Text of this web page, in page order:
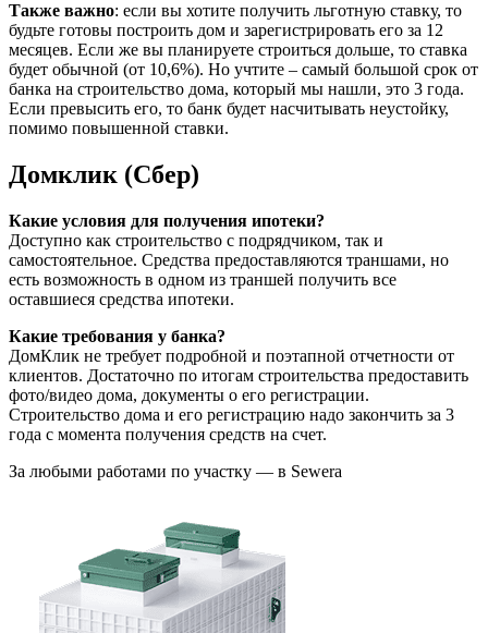
Также важно: если вы хотите получить льготную ставку, то
будьте готовы построить дом и зарегистрировать его за 12
месяцев. Если же вы планируете строиться дольше, то ставка
будет обычной (от 10,6%). Но учтите – самый большой срок от
банка на строительство дома, который мы нашли, это 3 года.
Если превысить его, то банк будет насчитывать неустойку,
помимо повышенной ставки.
Домклик (Сбер)
Какие условия для получения ипотеки?
Доступно как строительство с подрядчиком, так и
самостоятельное. Средства предоставляются траншами, но
есть возможность в одном из траншей получить все
оставшиеся средства ипотеки.
Какие требования у банка?
ДомКлик не требует подробной и поэтапной отчетности от
клиентов. Достаточно по итогам строительства предоставить
фото/видео дома, документы о его регистрации.
Строительство дома и его регистрацию надо закончить за 3
года с момента получения средств на счет.
За любыми работами по участку — в Sewera